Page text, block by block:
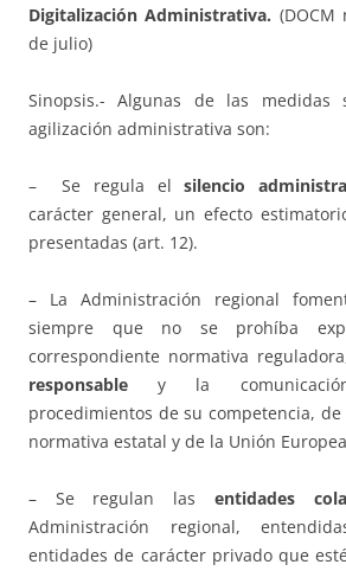
Digitalización Administrativa. (DOCM
de julio)
Sinopsis.- Algunas de las medidas
agilización administrativa son:
– Se regula elsilencio
carácter general, un efecto
presentadas (art. 12).
– La Administración regional
siempre que no se prohíba
correspondiente normativa
responsable y la
procedimientos de su competencia,
normativa estatal y de la Unión
– Se regulan las entidades
Administración regional,
entidades de carácter privado que